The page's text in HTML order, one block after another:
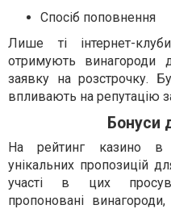
Спосіб поповнення
Лише ті інтернет-
отримують винагороди
заявку на розстрочку.
впливають на репутацію
Бонуси
На рейтинг казино в
унікальних пропозицій
участі в цих
пропоновані